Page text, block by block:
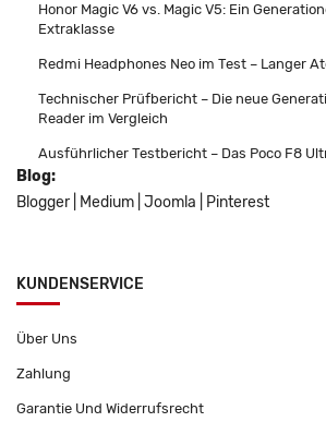
Honor Magic V6 vs. Magic V5: Ein
Extraklasse
Redmi Headphones Neo im Test – Langer
Technischer Prüfbericht – Die neue
Reader im Vergleich
Ausführlicher Testbericht – Das Poco F8
Blog:
Blogger
Medium Joomla Pinterest
KUNDENSERVICE
Über Uns
Zahlung
Garantie Und Widerrufsrecht